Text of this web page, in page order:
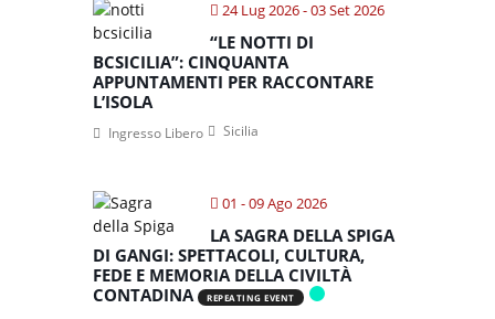
24 Lug 2026- 03 Set 2026
“LE NOTTI DI
BCSICILIA”: CINQUANTA
APPUNTAMENTI PER RACCONTARE
L’ISOLA
Sicilia
Ingresso Libero
01 - 09 Ago 2026
LA SAGRA DELLA SPIGA
DI GANGI: SPETTACOLI, CULTURA,
FEDE E MEMORIA DELLA CIVILTÀ
CONTADINA
REPEATING EVENT